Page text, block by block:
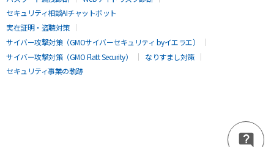
セキュリティ相談AIチャットボット
実在証明・盗聴対策
サイバー攻撃対策（GMOサイバーセキュリティ byイエラエ）
サイバー攻撃対策（GMO Flatt Security）
なりすまし対策
セキュリティ事業の軌跡